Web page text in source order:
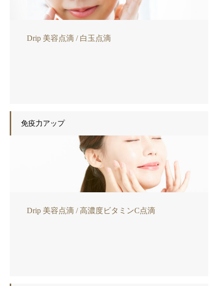
Drip 美容点滴 / 白玉点滴
免疫力アップ
Drip 美容点滴 / 高濃度ビタミンC点滴